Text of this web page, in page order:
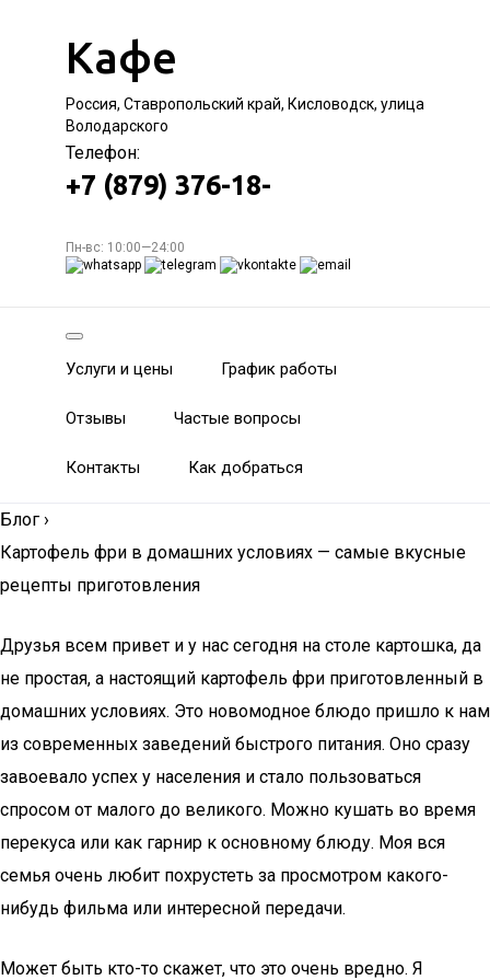
Кафе
Россия, Ставропольский край, Кисловодск, улица
Володарского
Телефон:
+7 (879) 376-18-
Пн-вс: 10:00—24:00
Услуги и цены График работы
Отзывы Частые вопросы
Контакты Как добраться
Блог ›
Картофель фри в домашних условиях — самые вкусные
рецепты приготовления
Друзья всем привет и у нас сегодня на столе картошка, да
не простая, а настоящий картофель фри приготовленный в
домашних условиях. Это новомодное блюдо пришло к нам
из современных заведений быстрого питания. Оно сразу
завоевало успех у населения и стало пользоваться
спросом от малого до великого. Можно кушать во время
перекуса или как гарнир к основному блюду. Моя вся
семья очень любит похрустеть за просмотром какого-
нибудь фильма или интересной передачи.
Может быть кто-то скажет, что это очень вредно. Я